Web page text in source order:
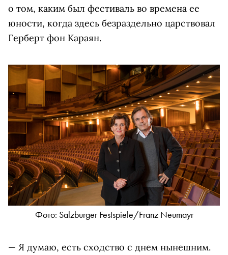
о том, каким был фестиваль во времена ее
юности, когда здесь безраздельно царствовал
Герберт фон Караян.
Фото: Salzburger Festspiele/Franz Neumayr
— Я думаю, есть сходство с днем нынешним.